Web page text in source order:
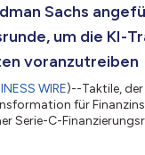
Sachs
um die KI-
voranzutreiben
WIRE)--Taktile,
für
Serie-C-